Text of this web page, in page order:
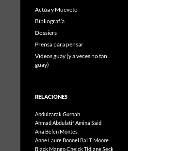
Actúa y Muevete
Bibliografía
Dossiers
Prensa para pensar
Videos guay (y a veces no tan
guay)
RELACIONES
Abdulzarak Gurnah
Ahmad AbdulatifAmina Said
Ana Belen Montes
Anne Laure Bonnel Bai T. Moore
Black MangoCheick Tidiane Seck